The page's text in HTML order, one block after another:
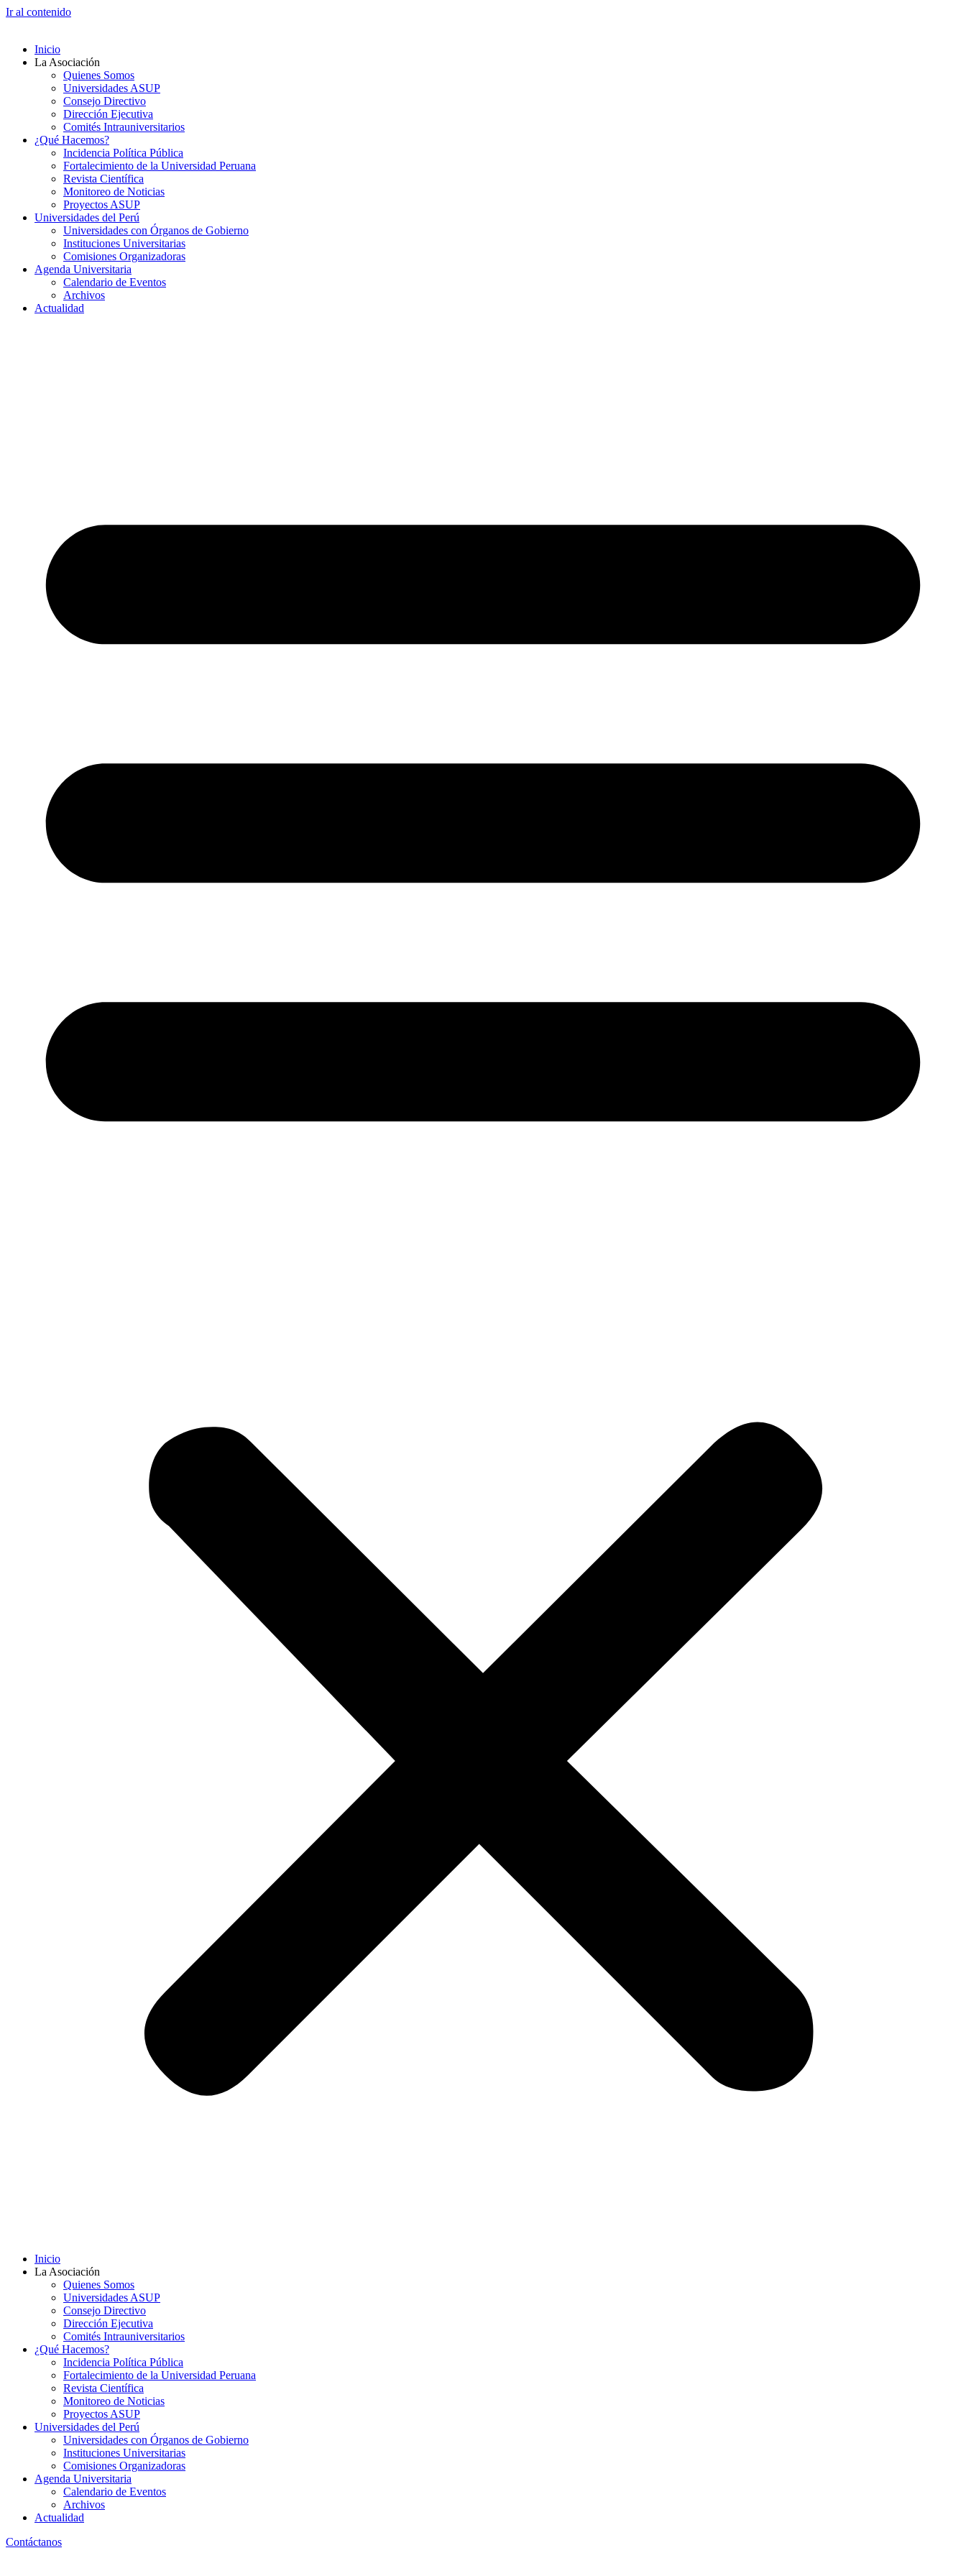
Ir al contenido
Inicio
La Asociación
Quienes Somos
Universidades ASUP
Consejo Directivo
Dirección Ejecutiva
Comités Intrauniversitarios
¿Qué Hacemos?
Incidencia Política Pública
Fortalecimiento de la Universidad Peruana
Revista Científica
Monitoreo de Noticias
Proyectos ASUP
Universidades del Perú
Universidades con Órganos de Gobierno
Instituciones Universitarias
Comisiones Organizadoras
Agenda Universitaria
Calendario de Eventos
Archivos
Actualidad
Inicio
La Asociación
Quienes Somos
Universidades ASUP
Consejo Directivo
Dirección Ejecutiva
Comités Intrauniversitarios
¿Qué Hacemos?
Incidencia Política Pública
Fortalecimiento de la Universidad Peruana
Revista Científica
Monitoreo de Noticias
Proyectos ASUP
Universidades del Perú
Universidades con Órganos de Gobierno
Instituciones Universitarias
Comisiones Organizadoras
Agenda Universitaria
Calendario de Eventos
Archivos
Actualidad
Contáctanos